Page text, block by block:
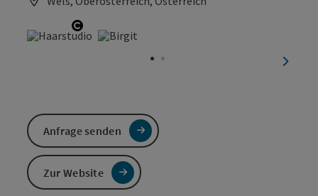
Copyright öffnen
Anfrage senden
Zur Website